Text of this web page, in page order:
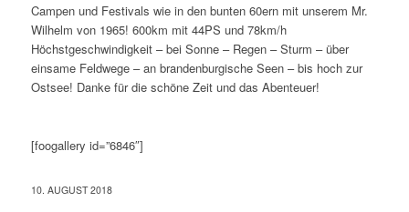
Campen und Festivals wie in den bunten 60ern mit unserem Mr.
Wilhelm von 1965! 600km mit 44PS und 78km/h
Höchstgeschwindigkeit – bei Sonne – Regen – Sturm – über
einsame Feldwege – an brandenburgische Seen – bis hoch zur
Ostsee! Danke für die schöne Zeit und das Abenteuer!
[foogallery id=”6846″]
10. AUGUST 2018